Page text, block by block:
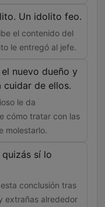
Un idolito feo.
el contenido del
le entregó al jefe.
nuevo dueño y
cuidar de ellos.
le da
cómo tratar con las
molestarlo.
sí lo
conclusión tras
extrañas alrededor